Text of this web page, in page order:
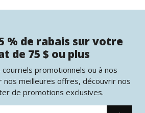
% de rabais sur votre
de 75 $ ou plus
promotionnels ou à nos
meilleures offres, découvrir nos
de promotions exclusives.